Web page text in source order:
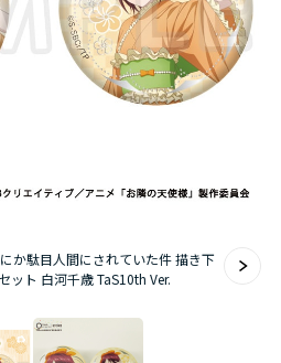
ユニフォーム
ざいますが ～雛宮蝶鼠と
か駄目人間にされていた件 描き下
ット 白河千歳 TaS10th Ver.